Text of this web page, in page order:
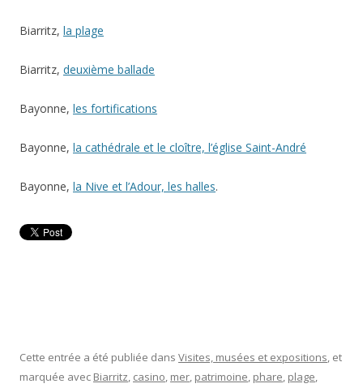
Biarritz, la plage
Biarritz, deuxième ballade
Bayonne, les fortifications
Bayonne, la cathédrale et le cloître, l’église Saint-André
Bayonne, la Nive et l’Adour, les halles.
Cette entrée a été publiée dans Visites, musées et expositions, et
marquée avec Biarritz, casino, mer, patrimoine, phare, plage,